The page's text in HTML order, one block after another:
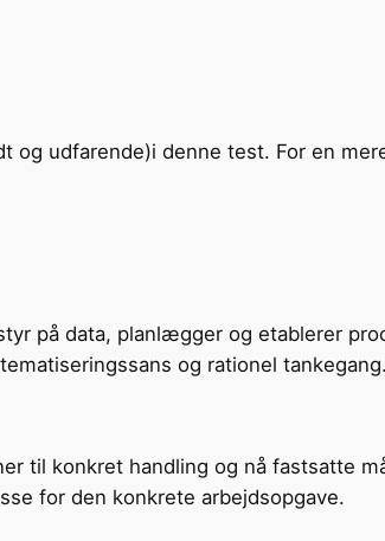
og udfarende)i denne test. For en
på data, planlægger og etablerer
og rationel tankegang.
til konkret handling og nå fastsatte
for den konkrete arbejdsopgave.